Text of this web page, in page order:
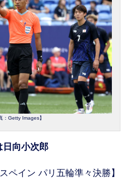
：Getty Images】
日向小次郎
ペイン パリ五輪準々決勝】